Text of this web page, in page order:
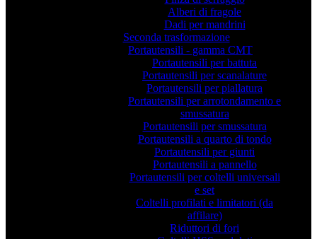
Alberi di fragole
Dadi per mandrini
Seconda trasformazione
Portautensili - gamma CMT
Portautensili per battuta
Portautensili per scanalature
Portautensili per piallatura
Portautensili per arrotondamento e
smussatura
Portautensili per smussatura
Portautensili a quarto di tondo
Portautensili per giunti
Portautensili a pannello
Portautensili per coltelli universali
e set
Coltelli profilati e limitatori (da
affilare)
Riduttori di fori